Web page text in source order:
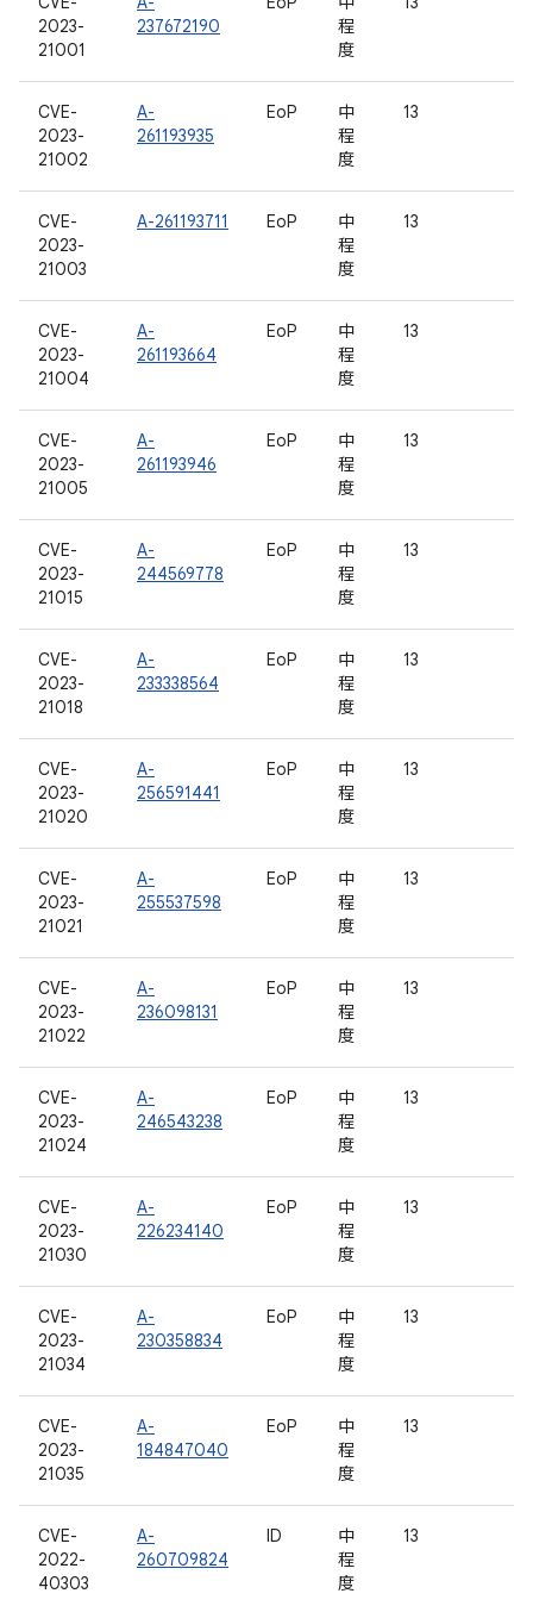
2023-
21001
237672190
程
度
CVE-
2023-
21002
A-
261193935
EoP
中
程
度
13
CVE-
2023-
21003
A-261193711 EoP
中
程
度
13
CVE-
2023-
21004
A-
261193664
EoP
中
程
度
13
CVE-
2023-
21005
A-
261193946
EoP
中
程
度
13
CVE-
2023-
21015
A-
244569778
EoP
中
程
度
13
CVE-
2023-
21018
A-
233338564
EoP
中
程
度
13
CVE-
2023-
21020
A-
256591441
EoP
中
程
度
13
CVE-
2023-
21021
A-
255537598
EoP
中
程
度
13
CVE-
2023-
21022
A-
236098131
EoP
中
程
度
13
CVE-
2023-
21024
A-
246543238
EoP
中
程
度
13
CVE-
2023-
21030
A-
226234140
EoP
中
程
度
13
CVE-
2023-
21034
A-
230358834
EoP
中
程
度
13
CVE-
2023-
21035
A-
184847040
EoP
中
程
度
13
CVE-
2022-
40303
A-
260709824
ID
中
程
度
13